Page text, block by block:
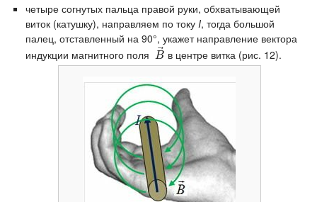
четыре согнутых пальца правой руки, обхватывающей
виток (катушку), направляем по току I, тогда большой
палец, отставленный на 90°, укажет направление вектора
индукции магнитного поля B⃗
B→в центре витка (рис. 12).